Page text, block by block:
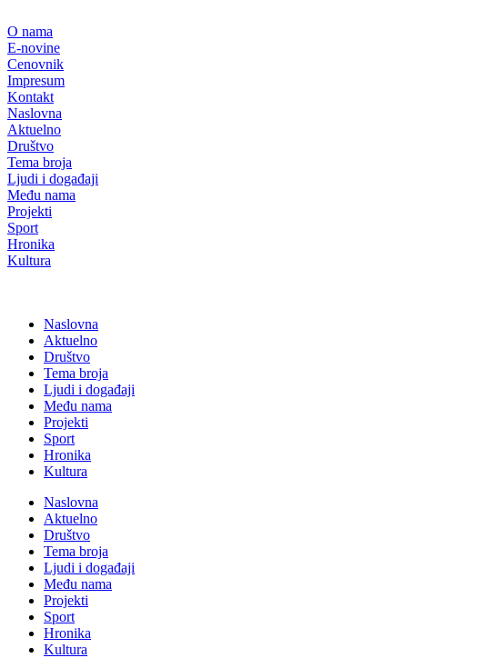
на
садржај
O nama
E-novine
Cenovnik
Impresum
Kontakt
Naslovna
Aktuelno
Društvo
Tema broja
Ljudi i događaji
Među nama
Projekti
Sport
Hronika
Kultura
Naslovna
Aktuelno
Društvo
Tema broja
Ljudi i događaji
Među nama
Projekti
Sport
Hronika
Kultura
Naslovna
Aktuelno
Društvo
Tema broja
Ljudi i događaji
Među nama
Projekti
Sport
Hronika
Kultura